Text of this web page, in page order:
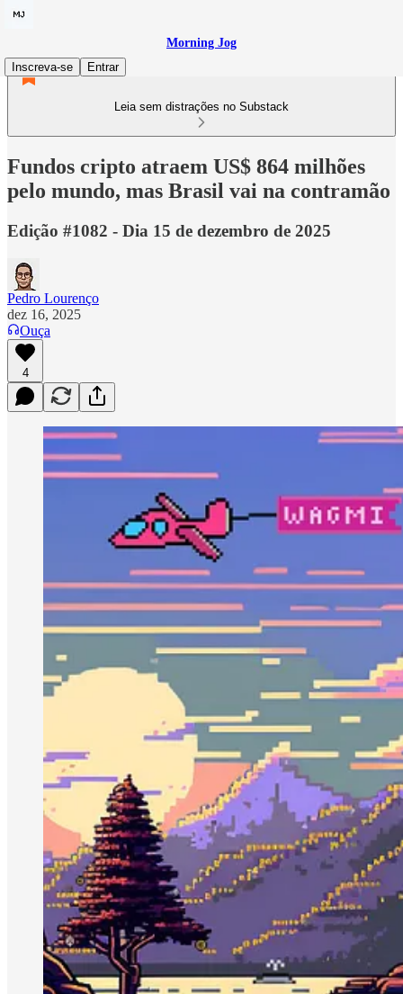
Morning Jog
Inscreva-se
Entrar
Leia sem distrações no Substack
Fundos cripto atraem US$ 864 milhões
pelo mundo, mas Brasil vai na contramão
Edição #1082 - Dia 15 de dezembro de 2025
Pedro Lourenço
dez 16, 2025
Ouça
4